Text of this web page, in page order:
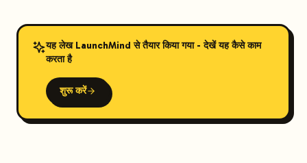
यह लेख LaunchMind से तैयार किया गया - देखें यह कैसे काम
करता है
शुरू करें